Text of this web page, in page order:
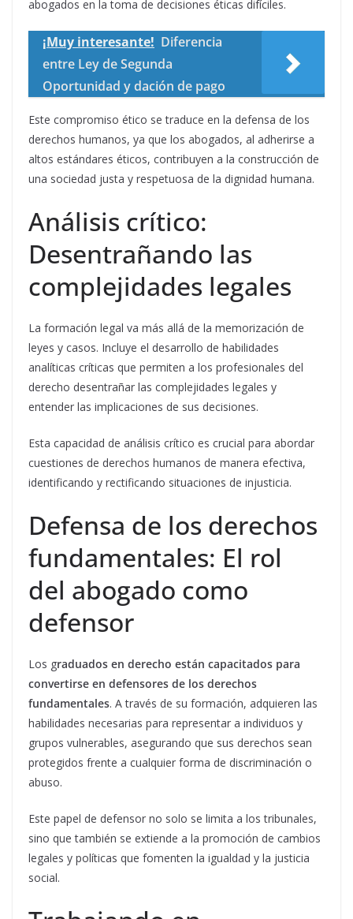
abogados en la toma de decisiones éticas difíciles.
¡Muy interesante! Diferencia
entre Ley de Segunda
Oportunidad y dación de pago
Este compromiso ético se traduce en la defensa de los
derechos humanos, ya que los abogados, al adherirse a
altos estándares éticos, contribuyen a la construcción de
una sociedad justa y respetuosa de la dignidad humana.
Análisis crítico:
Desentrañando las
complejidades legales
La formación legal va más allá de la memorización de
leyes y casos. Incluye el desarrollo de habilidades
analíticas críticas que permiten a los profesionales del
derecho desentrañar las complejidades legales y
entender las implicaciones de sus decisiones.
Esta capacidad de análisis crítico es crucial para abordar
cuestiones de derechos humanos de manera efectiva,
identificando y rectificando situaciones de injusticia.
Defensa de los derechos
fundamentales: El rol
del abogado como
defensor
Los graduados en derecho están capacitados para
convertirse en defensores de los derechos
fundamentales. A través de su formación, adquieren las
habilidades necesarias para representar a individuos y
grupos vulnerables, asegurando que sus derechos sean
protegidos frente a cualquier forma de discriminación o
abuso.
Este papel de defensor no solo se limita a los tribunales,
sino que también se extiende a la promoción de cambios
legales y políticas que fomenten la igualdad y la justicia
social.